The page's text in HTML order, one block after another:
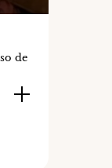
de